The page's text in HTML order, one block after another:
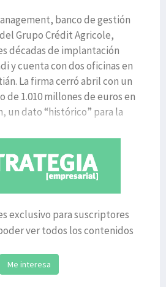
banco de gestión
Grupo Crédit Agricole,
décadas de implantación
y cuenta con dos oficinas en
La firma cerró abril con un
de 1.010 millones de euros en
un dato “histórico” para la
exclusivo para suscriptores
ver todos los contenidos
Me interesa